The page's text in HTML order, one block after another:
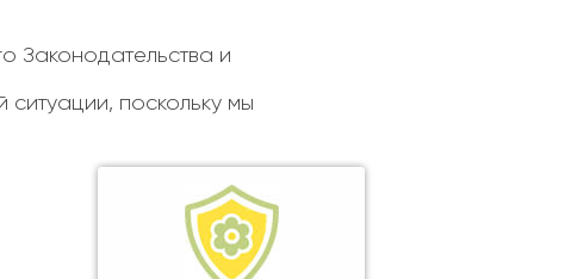
Законодательства и
поскольку мы